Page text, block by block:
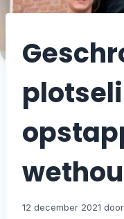
12 december 2021